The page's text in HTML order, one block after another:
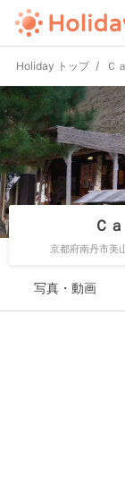
Holiday トップ Ｃ
Ｃ
京都府南丹市美
写真・動画